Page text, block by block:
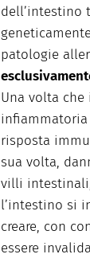
dell’intestino
patologie
Una volta
risposta
sua volta,
villi
l’intestino si
creare, con
essere